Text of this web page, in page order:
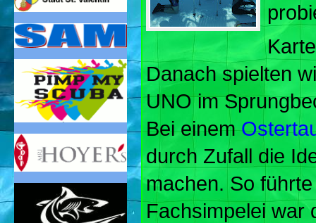
Danach spielten
UNO im
Bei einem
durch Zufall die
machen. So
Fachsimpelei war